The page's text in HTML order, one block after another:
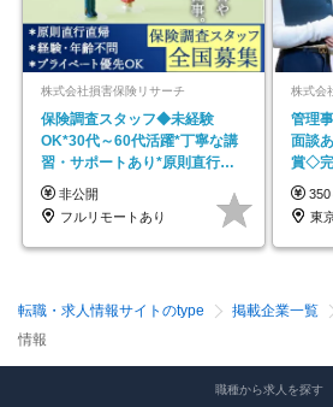
株式会社損害保険リサーチ
保険調査スタッフ◆未経験
OK*30代～60代活躍*丁寧な講
習・サポートあり*原則直行直
帰／全国募集・業務委託
非公開
フルリモートあり
管理
面談
賞◇
/p13
350
東京
転職・求人情報サイトのtype 掲載企業一覧
情報
職種から求人を探す